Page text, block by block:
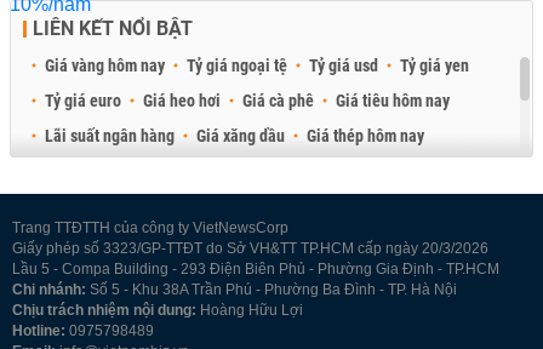
LIÊN KẾT NỔI BẬT
Giá vàng hôm nay Tỷ giá ngoại tệ Tỷ giá usd
Tỷ giá yen
Tỷ giá euro
Giá heo hơi Giá cà phê
Giá tiêu hôm nay
Lãi suất ngân hàng
Giá xăng dầu
Giá thép hôm nay
Trang TTĐTTH của công ty VietNewsCorp
Giấy phép số 3323/GP-TTĐT do Sở VH&TT TP.HCM cấp ngày 20/3/2026
Lầu 5 - Compa Building - 293 Điện Biên Phủ - Phường Gia Định - TP.HCM
Chi nhánh: Số 5 - Khu 38A Trần Phú - Phường Ba Đình - TP. Hà Nội
Chịu trách nhiệm nội dung: Hoàng Hữu Lợi
Hotline: 0975798489